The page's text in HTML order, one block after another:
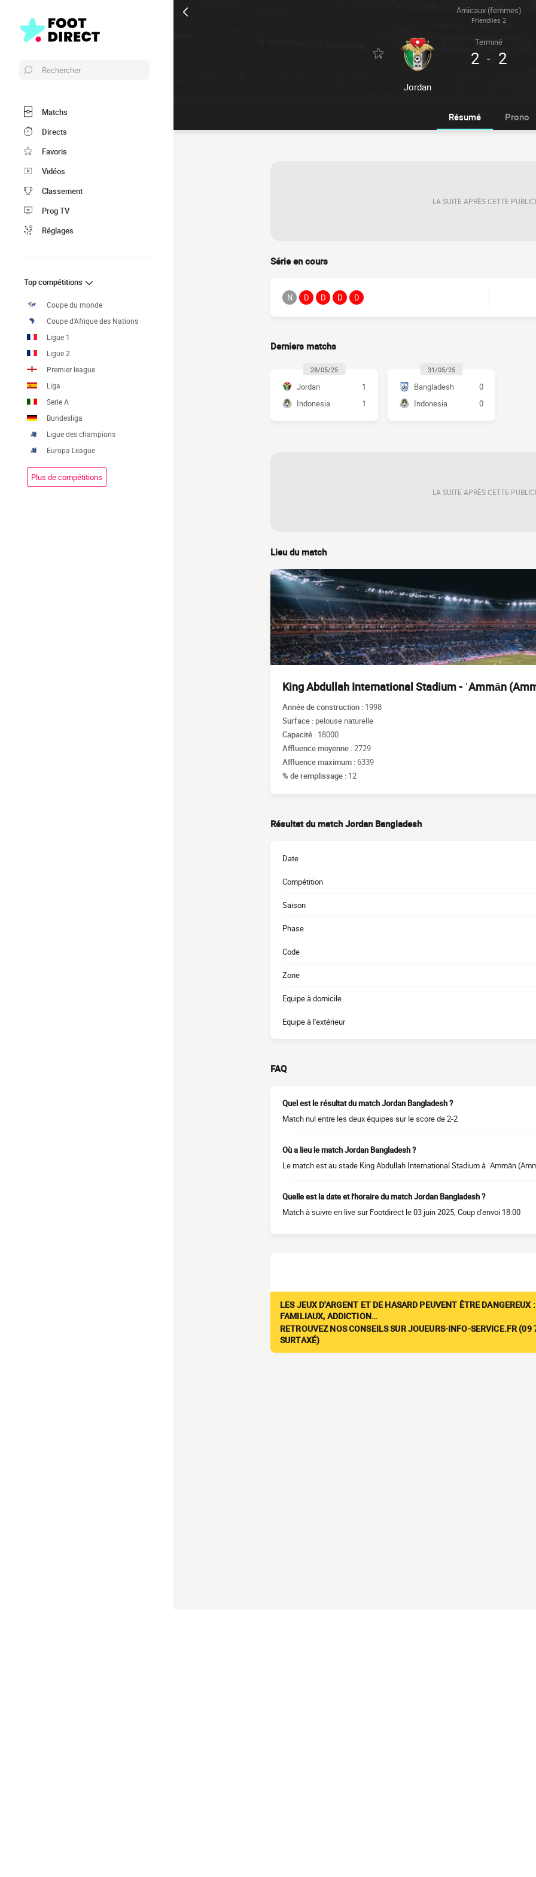
Amicaux (femmes)
Friendlies 2
Jordan
Terminé
2 - 2
Rechercher
Matchs
Directs
Favoris
Vidéos
Classement
Prog TV
Réglages
Top compétitions
Coupe du monde
Coupe d'Afrique des Nations
Ligue 1
Ligue 2
Premier league
Liga
Serie A
Bundesliga
Ligue des champions
Europa League
Plus de compétitions
Résumé Prono
LA SUITE APRÈS CETTE
Série en cours
N D D D D
Derniers matchs
28/05/25
Jordan
1
Indonesia
1
31/05/25
Bangladesh
0
Indonesia
0
LA SUITE APRÈS CETTE
Lieu du match
King Abdullah International Stadium - ʿAmmān
Année de construction : 1998
Surface : pelouse naturelle
Capacité : 18000
Affluence moyenne :2729
Affluence maximum :6339
% de remplissage : 12
Résultat du match Jordan Bangladesh
Date
Compétition
Saison
Phase
Code
Zone
Equipe à domicile
Equipe à l'extérieur
FAQ
Quel est le résultat du match Jordan Bangladesh ?
Match nul entre les deux équipes sur le score de 2-2
Où a lieu le match Jordan Bangladesh ?
Le match est au stade King Abdullah International Stadium à ʿAmmān
Quelle est la date et l'horaire du match Jordan Bangladesh ?
Match à suivre en live sur Footdirect le 03 juin 2025, Coup d'envoi 18:00
LES JEUX D'ARGENT ET DE HASARD PEUVENT ÊTRE DANGEREUX
FAMILIAUX, ADDICTION…
RETROUVEZ NOS CONSEILS SUR JOUEURS-INFO-SERVICE.FR
SURTAXÉ)